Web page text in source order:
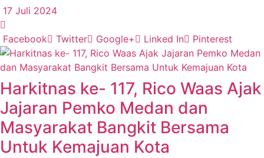
17 Juli 2024
Facebook Twitter Google+ Linked In Pinterest
Harkitnas ke- 117, Rico Waas Ajak
Jajaran Pemko Medan dan
Masyarakat Bangkit Bersama
Untuk Kemajuan Kota